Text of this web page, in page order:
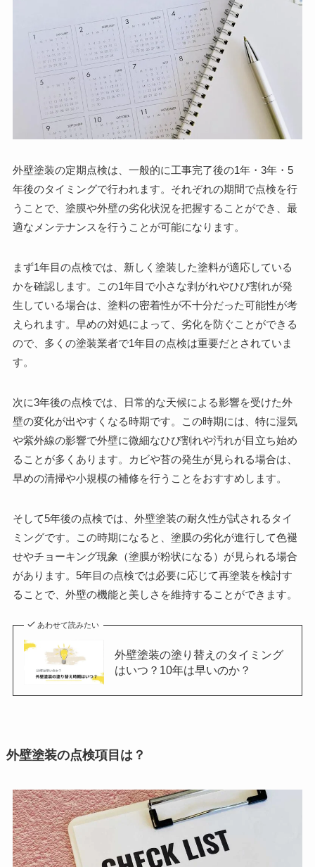
外壁塗装の定期点検は、一般的に工事完了後の1年・3年・5
年後のタイミングで行われます。それぞれの期間で点検を行
うことで、塗膜や外壁の劣化状況を把握することができ、最
適なメンテナンスを行うことが可能になります。
まず1年目の点検では、新しく塗装した塗料が適応している
かを確認します。この1年目で小さな剥がれやひび割れが発
生している場合は、塗料の密着性が不十分だった可能性が考
えられます。早めの対処によって、劣化を防ぐことができる
ので、多くの塗装業者で1年目の点検は重要だとされていま
す。
次に3年後の点検では、日常的な天候による影響を受けた外
壁の変化が出やすくなる時期です。この時期には、特に湿気
や紫外線の影響で外壁に微細なひび割れや汚れが目立ち始め
ることが多くあります。カビや苔の発生が見られる場合は、
早めの清掃や小規模の補修を行うことをおすすめします。
そして5年後の点検では、外壁塗装の耐久性が試されるタイ
ミングです。この時期になると、塗膜の劣化が進行して色褪
せやチョーキング現象（塗膜が粉状になる）が見られる場合
があります。5年目の点検では必要に応じて再塗装を検討す
ることで、外壁の機能と美しさを維持することができます。
あわせて読みたい
外壁塗装の塗り替えのタイミング
はいつ？10年は早いのか？
外壁塗装の点検項目は？